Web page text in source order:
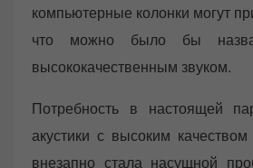
компьютерные колонки могут
что можно было бы
высококачественным звуком.
Потребность в настоящей
акустики с высоким
внезапно стала насущной